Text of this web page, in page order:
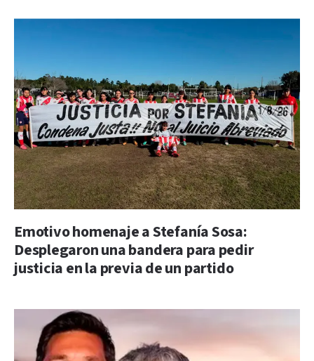
Emotivo homenaje a Stefanía Sosa:
Desplegaron una bandera para pedir
justicia en la previa de un partido